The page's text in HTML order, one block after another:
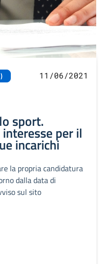
11/06/2021
sport.
per il
incarichi
la propria candidatura
dalla data di
sul sito